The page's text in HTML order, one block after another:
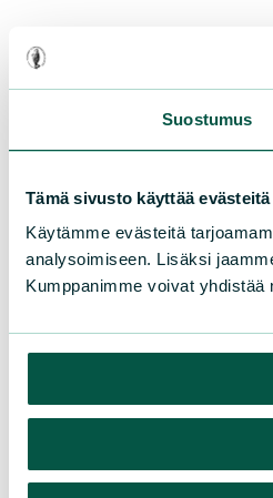
Suostumus
Tämä sivusto käyttää evästeitä
Käytämme evästeitä
analysoimiseen. Lisäksi
Kumppanimme voivat yhdistää